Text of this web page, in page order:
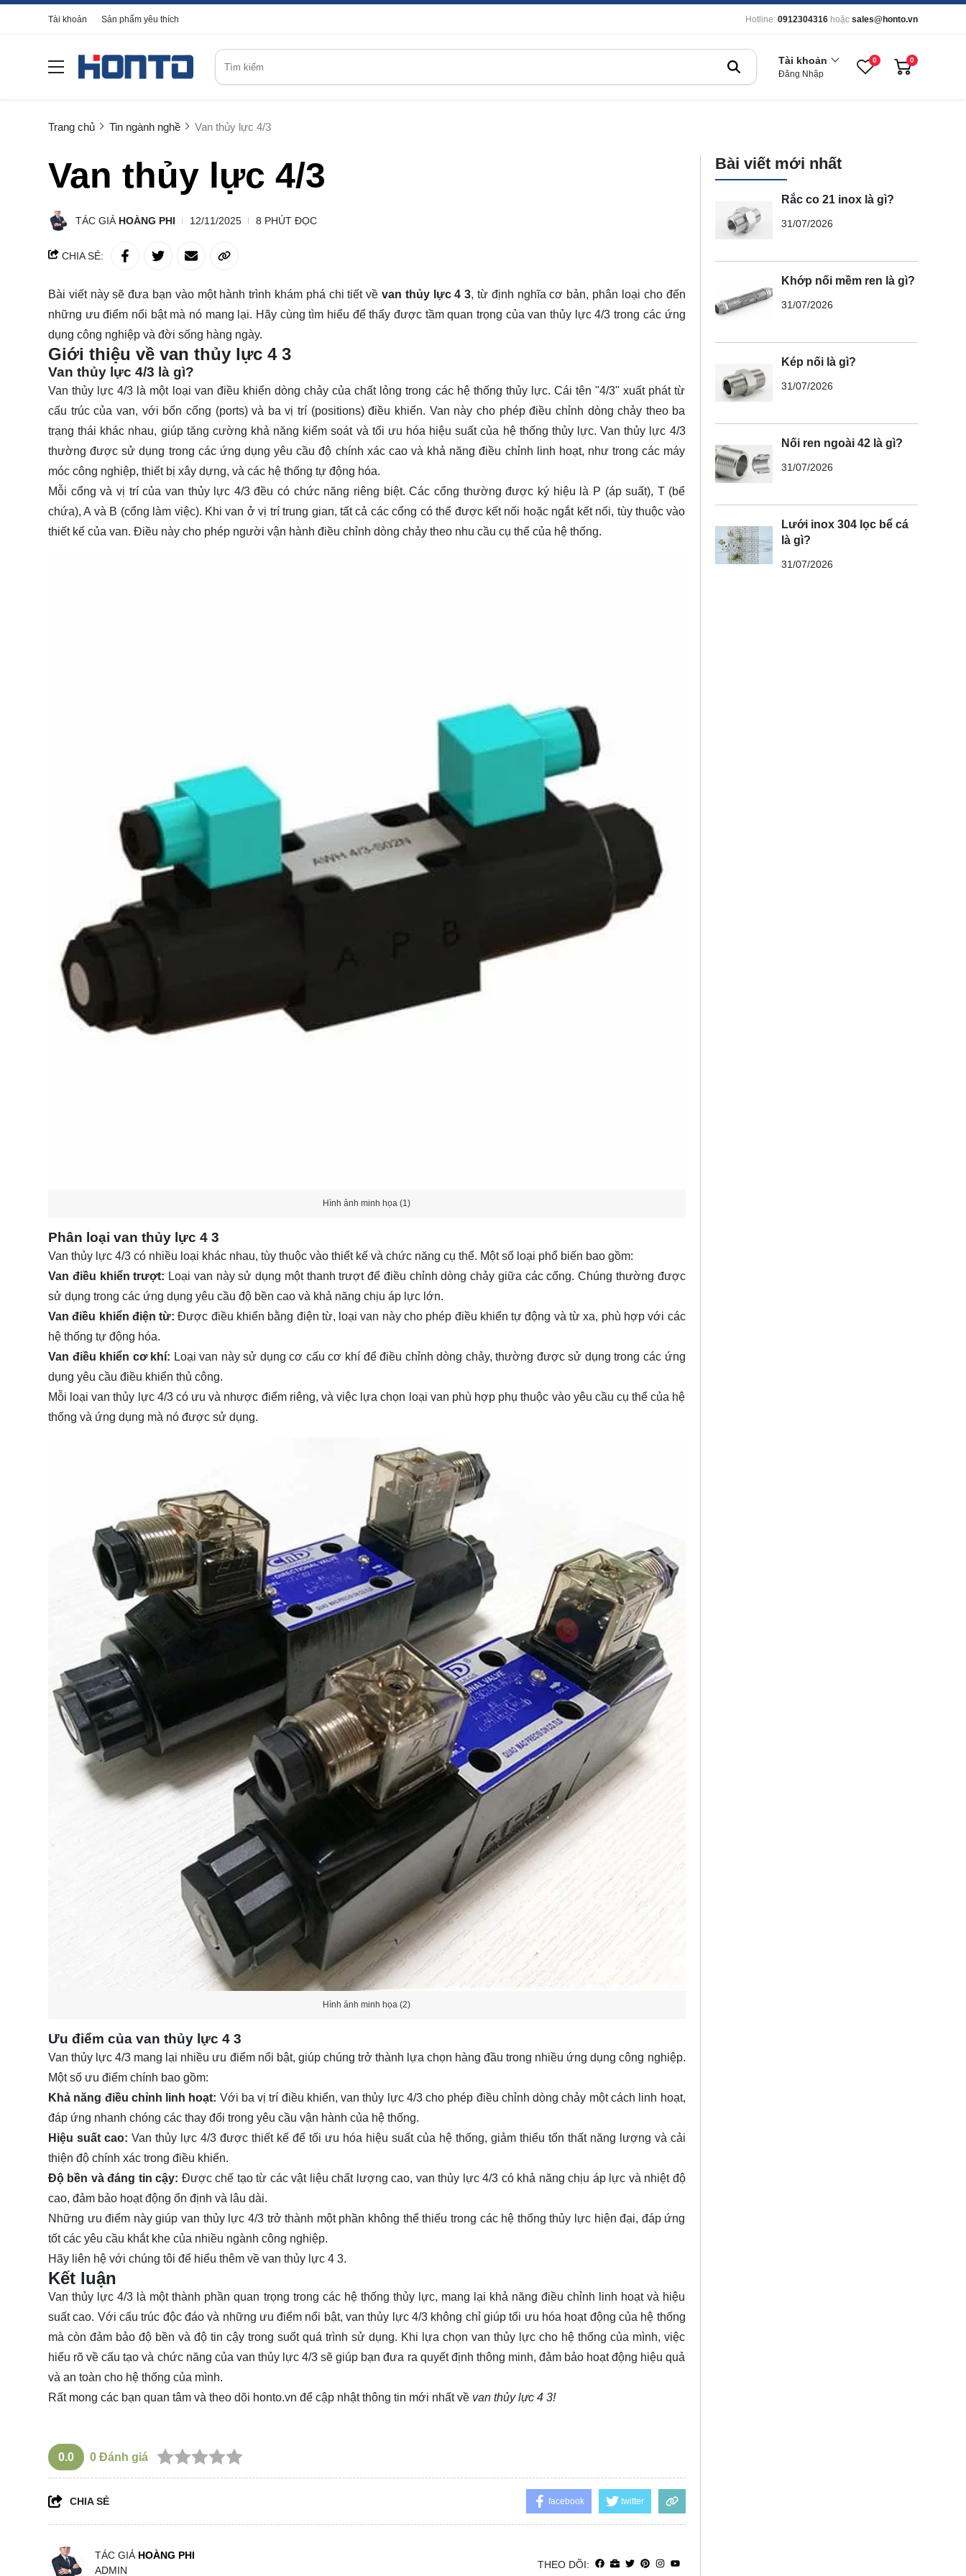
Tài khoản Sản phẩm yêu thích Hotline: 0912304316 hoặc sales@honto.vn
Tài khoản
Đăng Nhập
0 0
Trang chủ Tin ngành nghề Van thủy lực 4/3
Van thủy lực 4/3
TÁC GIẢ HOÀNG PHI 12/11/2025 8 PHÚT ĐỌC
CHIA SẺ:
Bài viết này sẽ đưa bạn vào một hành trình khám phá chi tiết vềvan thủy lực 4 3, từ định nghĩa cơ bản, phân loại cho đến
những ưu điểm nổi bật mà nó mang lại. Hãy cùngtìm hiểu để thấy được tầm quan trọng của van thủy lực 4/3 trong các ứng
dụng công nghiệp và đời sống hàng ngày.
Giới thiệu về van thủy lực 4 3
Van thủy lực 4/3 là gì?
Van thủy lực 4/3 là một loại van điều khiển dòng chảy của chất lỏng trong các hệ thống thủy lực. Cái tên "4/3" xuất phát từ
cấu trúc của van, với bốn cổng (ports) và ba vị trí (positions) điều khiển. Van này cho phép điều chỉnh dòng chảy theo ba
trạng thái khác nhau, giúp tăng cường khả năng kiểm soát và tối ưu hóa hiệu suất của hệ thống thủy lực. Van thủy lực 4/3
thường được sử dụng trong các ứng dụng yêu cầu độ chính xác cao và khả năng điều chỉnh linh hoạt, như trong các máy
móc công nghiệp, thiết bị xây dựng, và các hệ thống tự động hóa.
Mỗi cổng và vị trí của van thủy lực 4/3 đều có chức năng riêng biệt. Các cổng thường được ký hiệu là P (áp suất), T (bể
chứa), A và B (cổng làm việc). Khi van ở vị trí trung gian, tất cả các cổng có thể được kết nối hoặc ngắt kết nối, tùy thuộc vào
thiết kế của van. Điều này cho phép người vận hành điều chỉnh dòng chảy theo nhu cầu cụ thể của hệ thống.
Hình ảnh minh họa (1)
Phân loại van thủy lực 4 3
Van thủy lực 4/3 có nhiều loại khác nhau, tùy thuộc vào thiết kế và chức năng cụ thể. Một số loại phổ biến bao gồm:
Van điều khiển trượt: Loại van này sử dụng một thanh trượt để điều chỉnh dòng chảy giữa các cổng. Chúng thường được
sử dụng trong các ứng dụng yêu cầu độ bền cao và khả năng chịu áp lực lớn.
Van điều khiển điện từ: Được điều khiển bằng điện từ, loại van này cho phép điều khiển tự động và từ xa, phù hợp với các
hệ thống tự động hóa.
Van điều khiển cơ khí: Loại van này sử dụng cơ cấu cơ khí để điều chỉnh dòng chảy, thường được sử dụng trong các ứng
dụng yêu cầu điều khiển thủ công.
Mỗi loại van thủy lực 4/3 có ưu và nhược điểm riêng, và việc lựa chọn loại van phù hợp phụ thuộc vào yêu cầu cụ thể của hệ
thống và ứng dụng mà nó được sử dụng.
Hình ảnh minh họa (2)
Ưu điểm của van thủy lực 4 3
Van thủy lực 4/3 mang lại nhiều ưu điểm nổi bật, giúp chúng trở thành lựa chọn hàng đầu trong nhiều ứng dụng công nghiệp.
Một số ưu điểm chính bao gồm:
Khả năng điều chỉnh linh hoạt: Với ba vị trí điều khiển, van thủy lực 4/3 cho phép điều chỉnh dòng chảy một cách linh hoạt,
đáp ứng nhanh chóng các thay đổi trong yêu cầu vận hành của hệ thống.
Hiệu suất cao: Van thủy lực 4/3 được thiết kế để tối ưu hóa hiệu suất của hệ thống, giảm thiểu tổn thất năng lượng và cải
thiện độ chính xác trong điều khiển.
Độ bền và đáng tin cậy: Được chế tạo từ các vật liệu chất lượng cao, van thủy lực 4/3 có khả năng chịu áp lực và nhiệt độ
cao, đảm bảo hoạt động ổn định và lâu dài.
Những ưu điểm này giúp van thủy lực 4/3 trở thành một phần không thể thiếu trong các hệ thống thủy lực hiện đại, đáp ứng
tốt các yêu cầu khắt khe của nhiều ngành công nghiệp.
Hãy liên hệ với chúng tôi để hiểu thêm về van thủy lực 4 3.
Kết luận
Van thủy lực 4/3 là một thành phần quan trọng trong các hệ thống thủy lực, mang lại khả năng điều chỉnh linh hoạt và hiệu
suất cao. Với cấu trúc độc đáo và những ưu điểm nổi bật, van thủy lực 4/3 không chỉ giúp tối ưu hóa hoạt động của hệ thống
mà còn đảm bảo độ bền và độ tin cậy trong suốt quá trình sử dụng. Khi lựa chọn van thủy lực cho hệ thống của mình, việc
hiểu rõ về cấu tạo và chức năng của van thủy lực 4/3 sẽ giúp bạn đưa ra quyết định thông minh, đảm bảo hoạt động hiệu quả
và an toàn cho hệ thống của mình.
Rất mong các bạn quan tâm và theo dõi honto.vn để cập nhật thông tin mới nhất về van thủy lực 4 3!
0.0 0 Đánh giá
CHIA SẺ facebook twitter
TÁC GIẢ HOÀNG PHI
ADMIN
THEO DÕI:
Bài viết mới nhất
Rắc co 21 inox là gì?
31/07/2026
Khớp nối mềm ren là gì?
31/07/2026
Kép nối là gì?
31/07/2026
Nối ren ngoài 42 là gì?
31/07/2026
Lưới inox 304 lọc bể cá
là gì?
31/07/2026